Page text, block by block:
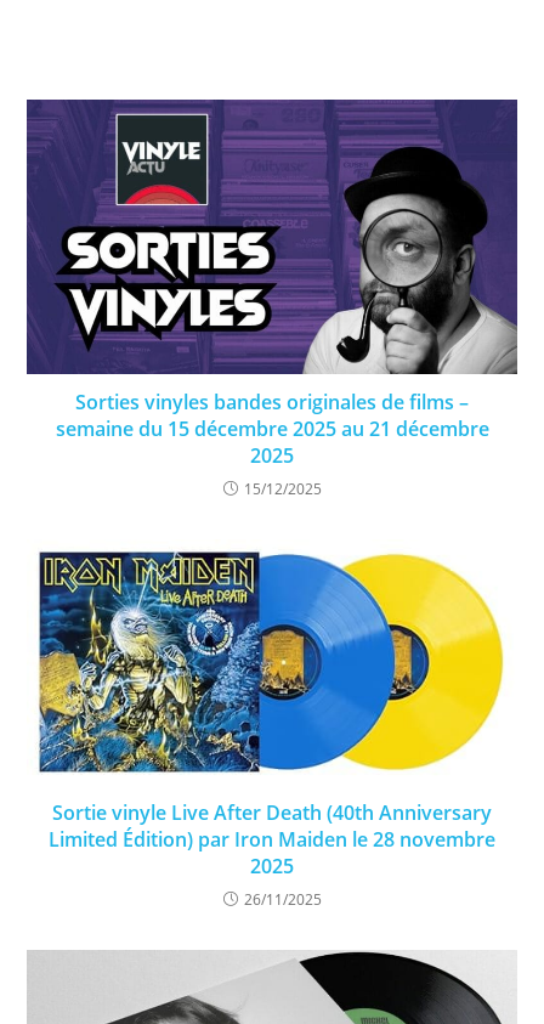
Sorties vinyles bandes originales de films –
semaine du 15 décembre 2025 au 21 décembre
2025
15/12/2025
Sortie vinyle Live After Death (40th Anniversary
Limited Édition) par Iron Maiden le 28 novembre
2025
26/11/2025